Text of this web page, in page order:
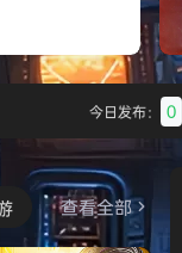
Desert
今日发布： 0
查看全部